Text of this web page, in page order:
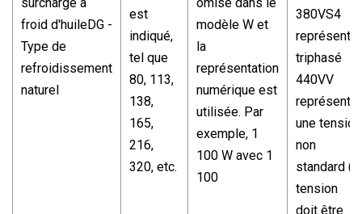
froid d'huileDG -
Type de
refroidissement
naturel
est
indiqué,
tel que
80, 113,
138,
165,
216,
320, etc.
modèle W et
la
représentation
numérique est
utilisée. Par
exemple, 1
100 W avec 1
100
380VS4
représente
triphasé
440VV
représente
une tension
non
standard (la
tension
doit être